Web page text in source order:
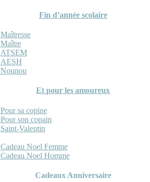
Fin d’année scolaire
Maîtresse
Maître
ATSEM
AESH
Nounou
Et pour les amoureux
Pour sa copine
Pour son copain
Saint-Valentin
Cadeau Noel Femme
Cadeau Noel Homme
Cadeaux Anniversaire